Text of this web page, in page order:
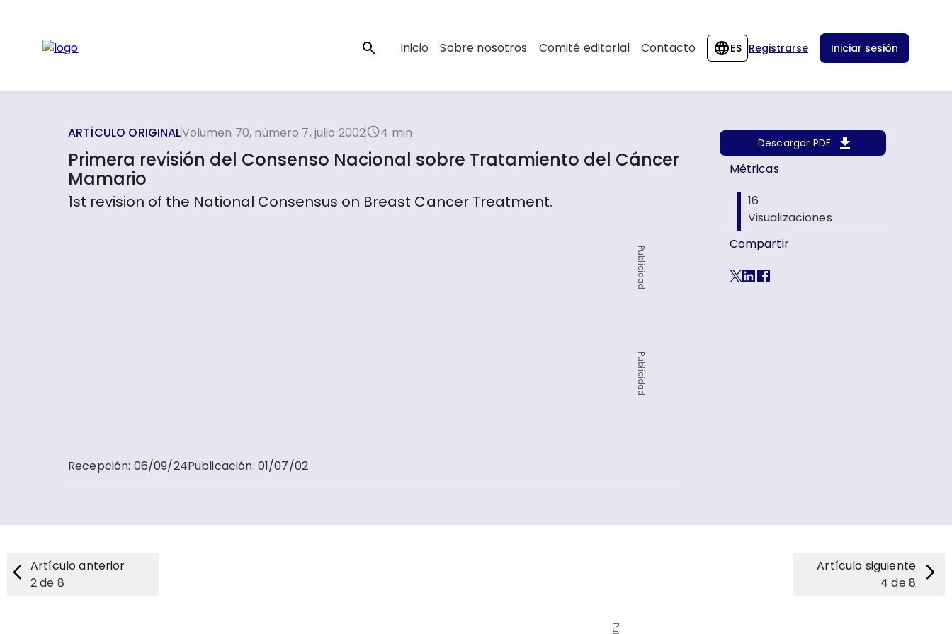
Inicio Sobre nosotros Comité editorial Contacto ES Registrarse Iniciar sesión
ARTÍCULO ORIGINALVolumen 70, número 7, julio 2002 4 min
Primera revisión del Consenso Nacional sobre Tratamiento del Cáncer
Mamario
1st revision of the National Consensus on Breast Cancer Treatment.
Publicidad
Publicidad
Recepción: 06/09/24Publicación: 01/07/02
Descargar PDF
Métricas
16
Visualizaciones
Compartir
Artículo anterior
2de 8
Artículo siguiente
4 de8